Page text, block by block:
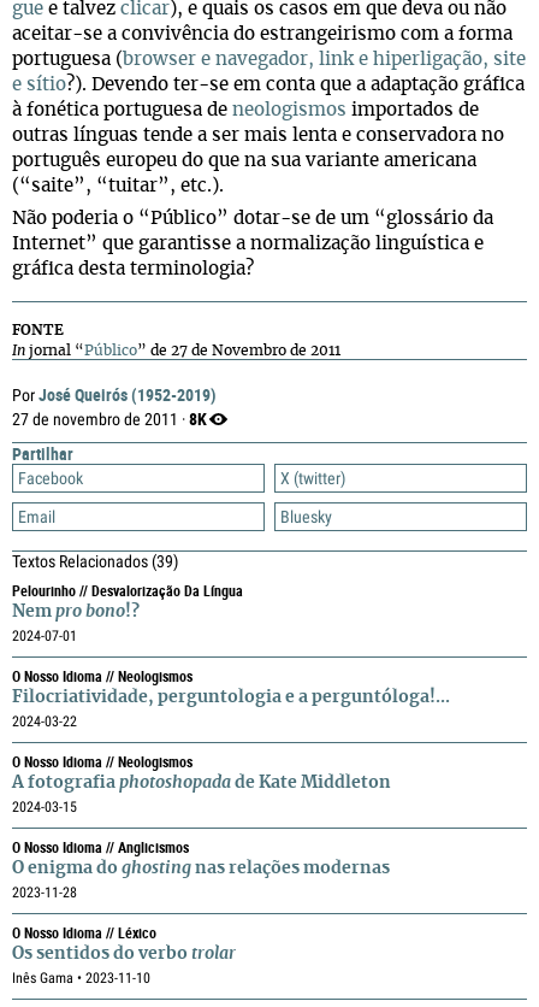
PorJosé Queirós (1952-2019)
27 de novembro de 2011 ·8K
Partilhar
Facebook
X (twitter)
Email
Bluesky
Textos Relacionados(39)
Pelourinho // Desvalorização Da Língua
Nem pro bono!?
2024-07-01
O Nosso Idioma // Neologismos
Filocriatividade, perguntologia e a perguntóloga!...
2024-03-22
O Nosso Idioma // Neologismos
A fotografia photoshopada de Kate Middleton
2024-03-15
O Nosso Idioma // Anglicismos
O enigma do ghosting nas relações modernas
2023-11-28
O Nosso Idioma // Léxico
Os sentidos do verbo trolar
Inês Gama • 2023-11-10
gue e tal­vez cli­car), e quais os casos em que deva ou não
aceitar-se a con­vi­vên­cia do estran­gei­rismo com a forma
por­tu­guesa ( brow­ser e nave­ga­dor, link e hiper­li­ga­ção, site
e sítio?). Devendo ter-se em conta que a adap­ta­ção grá­fica
à foné­tica por­tu­guesa de neo­lo­gis­mos impor­ta­dos de
outras lín­guas tende a ser mais lenta e con­ser­va­dora no
por­tu­guês euro­peu do que na sua vari­ante ame­ri­cana
(“saite”, “tui­tar”, etc.).
Não pode­ria o “Público” dotar-se de um “glos­sá­rio da
Inter­net” que garan­tisse a nor­ma­li­za­ção lin­guís­tica e
grá­fica desta terminologia?
FONTE
In jornal “Público” de 27 de Novembro de 2011